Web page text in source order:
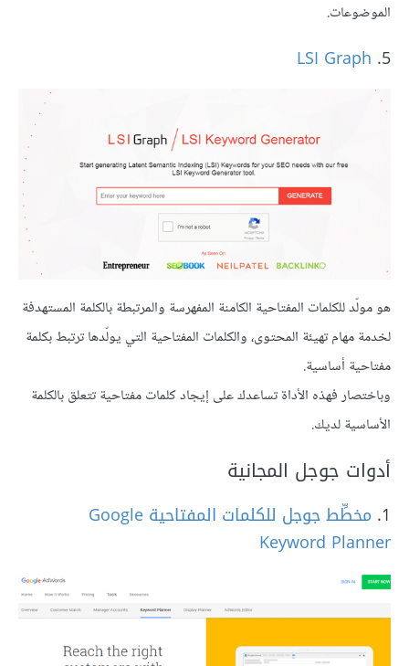
الموضوعات.
5.
LSI Graph
هو مولّد للكلمات المفتاحية الكامنة المفهرسة والمرتبطة بالكلمة المستهدفة
لخدمة مهام تهيئة المحتوى، والكلمات المفتاحية التي يولّدها ترتبط بكلمة
مفتاحية أساسية.
وباختصار فهذه الأداة تساعدك على إيجاد كلمات مفتاحية تتعلق بالكلمة
الأساسية لديك.
أدوات جوجل المجانية
1.
مخطِّط جوجل للكلمات المفتاحية Google
Keyword Planner